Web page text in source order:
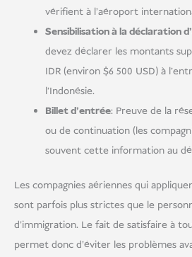
vérifient à l'aéroport
Sensibilisation à la déclaration
devez déclarer les montants
IDR (environ $6 500 USD) à
l'Indonésie.
Billet d'entrée: Preuve de la
ou de continuation (les
souvent cette information au
Les compagnies aériennes qui
sont parfois plus strictes que le
d'immigration. Le fait de satisfaire à
permet donc d'éviter les problèmes